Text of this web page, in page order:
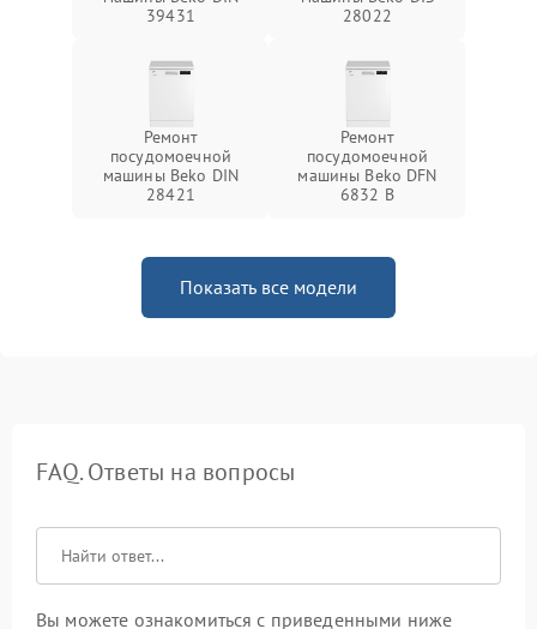
39431
28022
Ремонт
посудомоечной
машины Beko DIN
28421
Ремонт
посудомоечной
машины Beko DFN
6832 B
Показать все модели
FAQ. Ответы на вопросы
Вы можете ознакомиться с приведенными ниже